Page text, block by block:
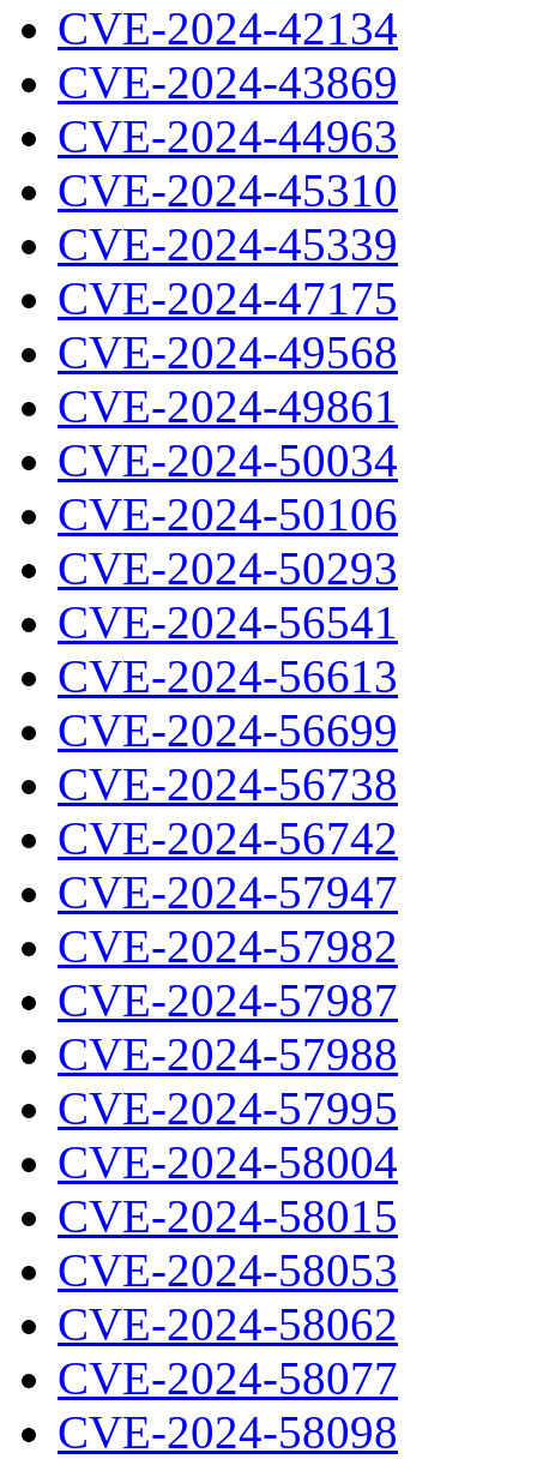
CVE-2024-42134
CVE-2024-43869
CVE-2024-44963
CVE-2024-45310
CVE-2024-45339
CVE-2024-47175
CVE-2024-49568
CVE-2024-49861
CVE-2024-50034
CVE-2024-50106
CVE-2024-50293
CVE-2024-56541
CVE-2024-56613
CVE-2024-56699
CVE-2024-56738
CVE-2024-56742
CVE-2024-57947
CVE-2024-57982
CVE-2024-57987
CVE-2024-57988
CVE-2024-57995
CVE-2024-58004
CVE-2024-58015
CVE-2024-58053
CVE-2024-58062
CVE-2024-58077
CVE-2024-58098